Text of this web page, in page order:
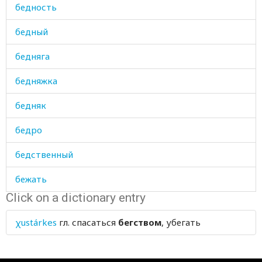
бедность
бедный
бедняга
бедняжка
бедняк
бедро
бедственный
бежать
безвыходный
безделушка
Click on a dictionary entry
χustárkes гл. спасаться бегством, убегать